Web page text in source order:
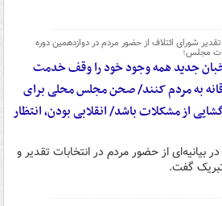
تقدیر شورای ائتلاف از حضور مردم در دوازدهمین دوره
مجلس؛
جدید همه وجود خود را وقف خدمت
به مردم کنند/ صحن مجلس محلی برای
از مشکلات باشد/ انقلابی بودن، انتظار
بیانیه‌ای از حضور مردم در انتخابات تقدیر و
گفت.